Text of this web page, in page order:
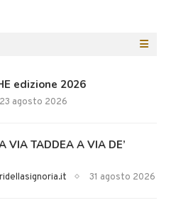
edizione 2026
23 agosto 2026
VIA TADDEA A VIA DE’
31 agosto 2026